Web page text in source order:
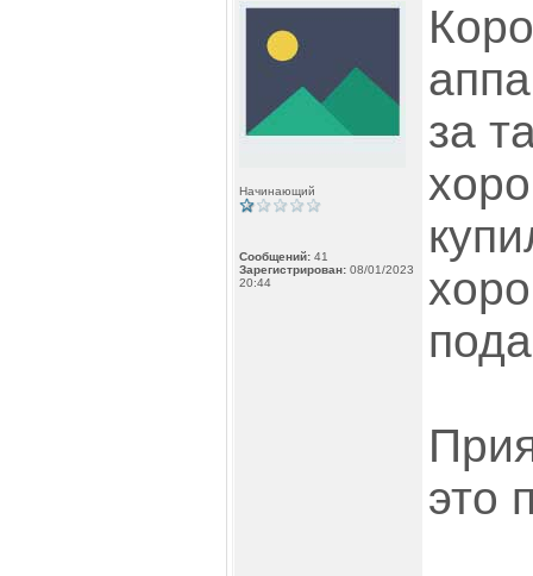
Начинающий
Сообщений: 41
Зарегистрирован: 08/01/2023
20:44
за
это